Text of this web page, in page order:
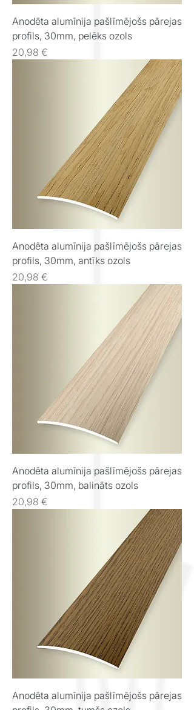
Anodēta alumīnija pašlīmējošs pārejas
profils, 30mm, pelēks ozols
Cena
20,98 €
Anodēta alumīnija pašlīmējošs pārejas
profils, 30mm, antīks ozols
Cena
20,98 €
Anodēta alumīnija pašlīmējošs pārejas
profils, 30mm, balināts ozols
Cena
20,98 €
Anodēta alumīnija pašlīmējošs pārejas